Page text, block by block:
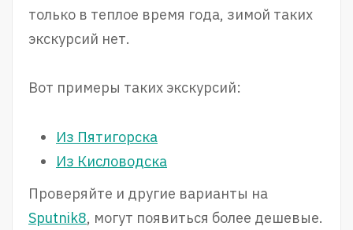
только в теплое время года, зимой таких
экскурсий нет.
Вот примеры таких экскурсий:
Из Пятигорска
Из Кисловодска
Проверяйте и другие варианты на
Sputnik8, могут появиться более дешевые.